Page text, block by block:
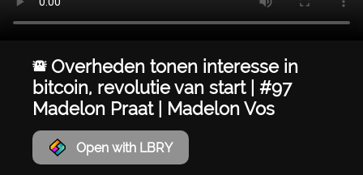
🚨 Overheden tonen interesse in
bitcoin, revolutie van start | #97
Madelon Praat | Madelon Vos
Open with LBRY